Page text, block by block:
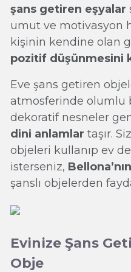
şans getiren eşyalar
umut ve motivasyon
kişinin kendine olan
pozitif düşünmesini
Eve şans getiren
atmosferinde olumlu
dekoratif nesneler
dini anlamlar taşır.
objeleri kullanıp ev
isterseniz,
şanslı objelerden
Evinize Şans
Obje